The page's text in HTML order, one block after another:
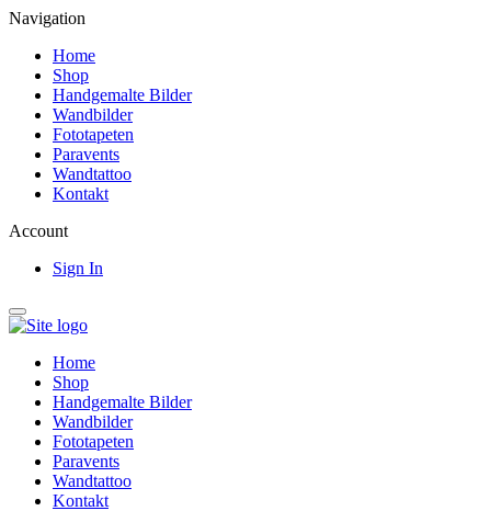
Navigation
Home
Shop
Handgemalte Bilder
Wandbilder
Fototapeten
Paravents
Wandtattoo
Kontakt
Account
Sign In
Home
Shop
Handgemalte Bilder
Wandbilder
Fototapeten
Paravents
Wandtattoo
Kontakt